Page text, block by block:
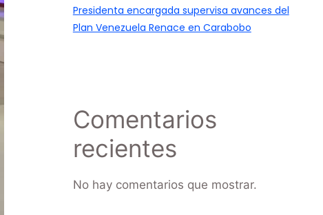
Presidenta encargada supervisa avances del
Plan Venezuela Renace en Carabobo
Comentarios
recientes
No hay comentarios que mostrar.